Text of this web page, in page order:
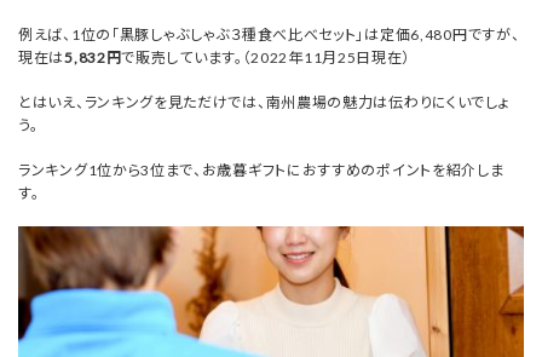
例えば、1位の「黒豚しゃぶしゃぶ３種食べ比べセット」は定価6,480円ですが、
現在は5,832円で販売しています。（2022年11月25日現在）
とはいえ、ランキングを見ただけでは、南州農場の魅力は伝わりにくいでしょ
う。
ランキング1位から3位まで、お歳暮ギフトにおすすめのポイントを紹介しま
す。